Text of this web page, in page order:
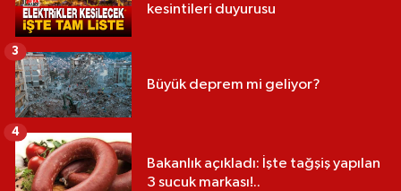
kesintileri duyurusu
Büyük deprem mi geliyor?
3
Bakanlık açıkladı: İşte tağşiş yapılan
3 sucuk markası!..
4